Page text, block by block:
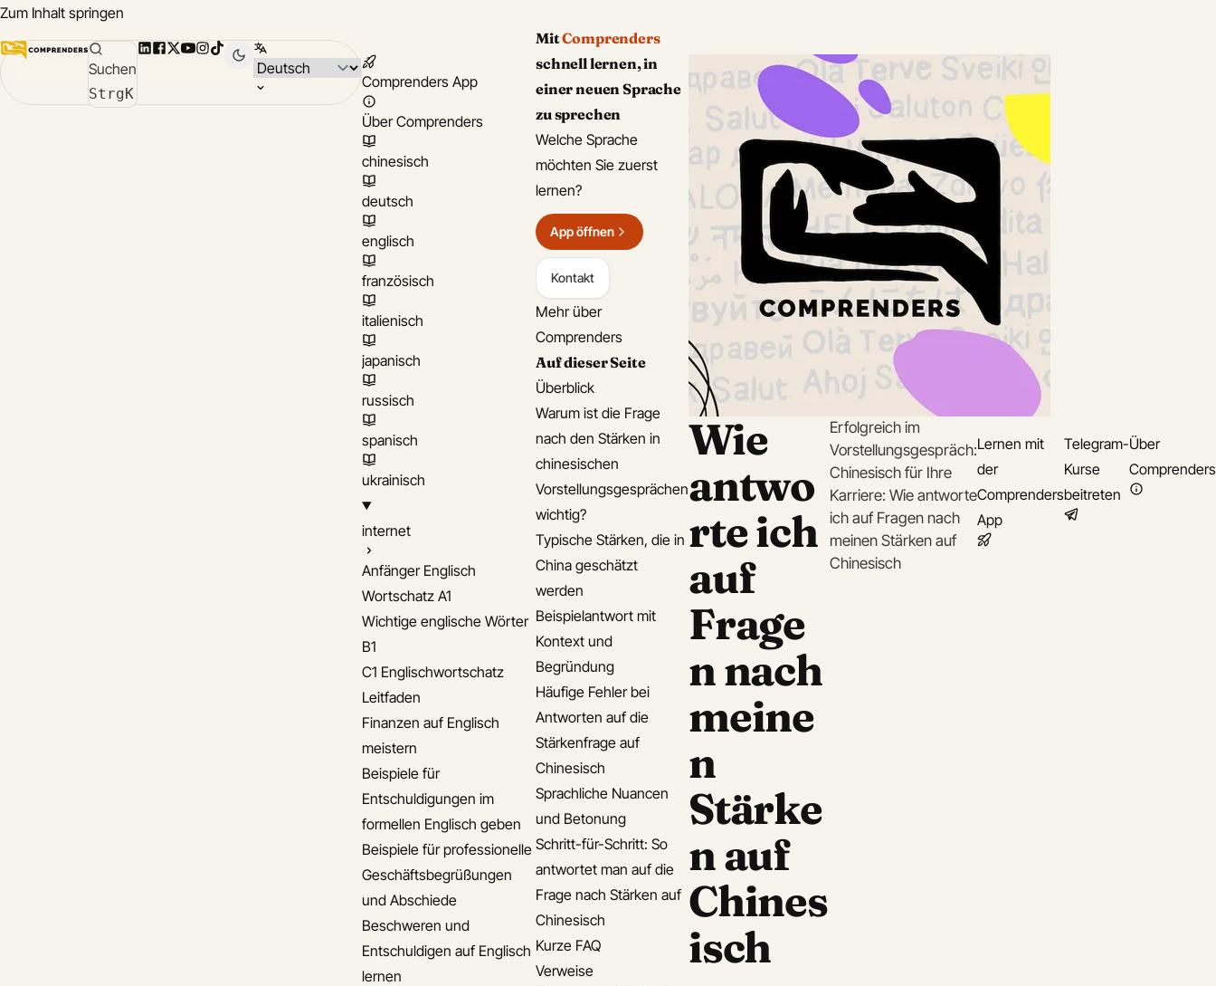
Zum Inhalt springen
Suchen
StrgK
LinkedIn
Facebook
X YouTube
Instagram
TikTok Sprache wählen
Comprenders App
Über Comprenders
chinesisch
deutsch
englisch
französisch
italienisch
japanisch
russisch
spanisch
ukrainisch
internet
Anfänger Englisch
Wortschatz A1
Wichtige englische Wörter
B1
C1 Englischwortschatz
Leitfaden
Finanzen auf Englisch
meistern
Beispiele für
Entschuldigungen im
formellen Englisch geben
Beispiele für professionelle
Geschäftsbegrüßungen
und Abschiede
Beschweren und
Entschuldigen auf Englisch
lernen
MitComprenders
schnell lernen, in
einer neuen Sprache
zu sprechen
Welche Sprache
möchten Sie zuerst
lernen?
App öffnen
Kontakt
Mehr über
Comprenders
Auf dieser Seite
Überblick
Warum ist die Frage
nach den Stärken in
chinesischen
Vorstellungsgesprächen
wichtig?
Typische Stärken, die in
China geschätzt
werden
Beispielantwort mit
Kontext und
Begründung
Häufige Fehler bei
Antworten auf die
Stärkenfrage auf
Chinesisch
Sprachliche Nuancen
und Betonung
Schritt-für-Schritt: So
antwortet man auf die
Frage nach Stärken auf
Chinesisch
Kurze FAQ
Verweise
Wie
antwo
rte ich
auf
Frage
n nach
meine
n
Stärke
n auf
Chines
isch
Erfolgreich im
Vorstellungsgespräch:
Chinesisch für Ihre
Karriere: Wie antworte
ich auf Fragen nach
meinen Stärken auf
Chinesisch
Lernen mit
der
Comprenders
App
Telegram-
Kurse
beitreten
Über
Comprenders